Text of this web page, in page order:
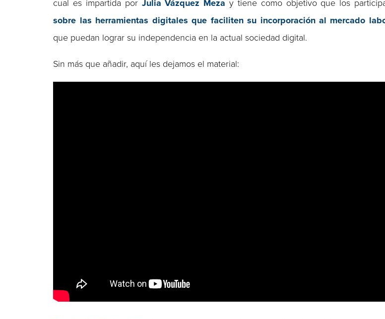
cual es impartida por Julia Vázquez Meza y tiene como objetivo que los
sobre las herramientas digitales que faciliten su incorporación al mercado
que puedan lograr su independencia en la actual sociedad digital.
Sin más que añadir, aquí les dejamos el material: